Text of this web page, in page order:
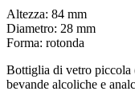
Contenitore
Cosmetici
Altezza: 84 mm
Diametro: 28 mm
Forma: rotonda
Bottiglia di vetro piccola
bevande alcoliche e